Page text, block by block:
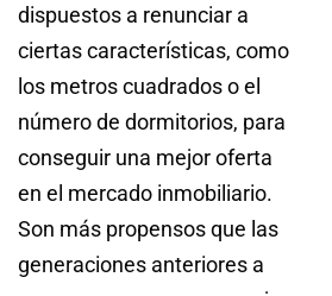
dispuestos a renunciar a
ciertas características, como
los metros cuadrados o el
número de dormitorios, para
conseguir una mejor oferta
en el mercado inmobiliario.
Son más propensos que las
generaciones anteriores a